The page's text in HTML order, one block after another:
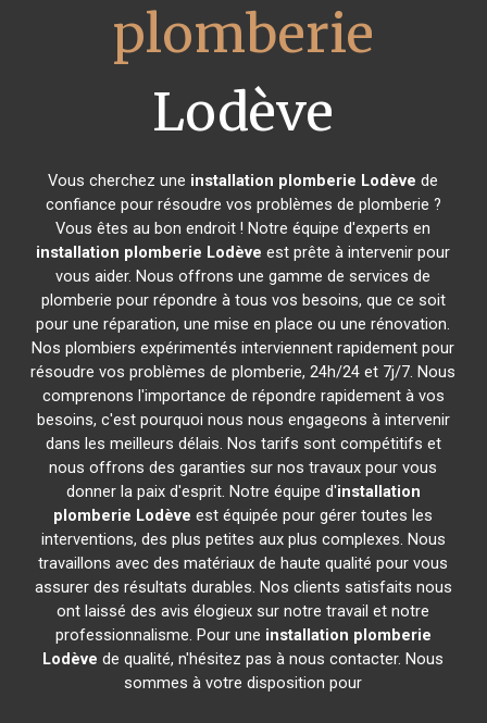
plomberie
Lodève
Vous cherchez une installation plomberie Lodève de
confiance pour résoudre vos problèmes de plomberie ?
Vous êtes au bon endroit ! Notre équipe d'experts en
installation plomberie Lodève est prête à intervenir pour
vous aider. Nous offrons une gamme de services de
plomberie pour répondre à tous vos besoins, que ce soit
pour une réparation, une mise en place ou une rénovation.
Nos plombiers expérimentés interviennent rapidement pour
résoudre vos problèmes de plomberie, 24h/24 et 7j/7. Nous
comprenons l'importance de répondre rapidement à vos
besoins, c'est pourquoi nous nous engageons à intervenir
dans les meilleurs délais. Nos tarifs sont compétitifs et
nous offrons des garanties sur nos travaux pour vous
donner la paix d'esprit. Notre équipe d'installation
plomberie Lodève est équipée pour gérer toutes les
interventions, des plus petites aux plus complexes. Nous
travaillons avec des matériaux de haute qualité pour vous
assurer des résultats durables. Nos clients satisfaits nous
ont laissé des avis élogieux sur notre travail et notre
professionnalisme. Pour une installation plomberie
Lodève de qualité, n'hésitez pas à nous contacter. Nous
sommes à votre disposition pour